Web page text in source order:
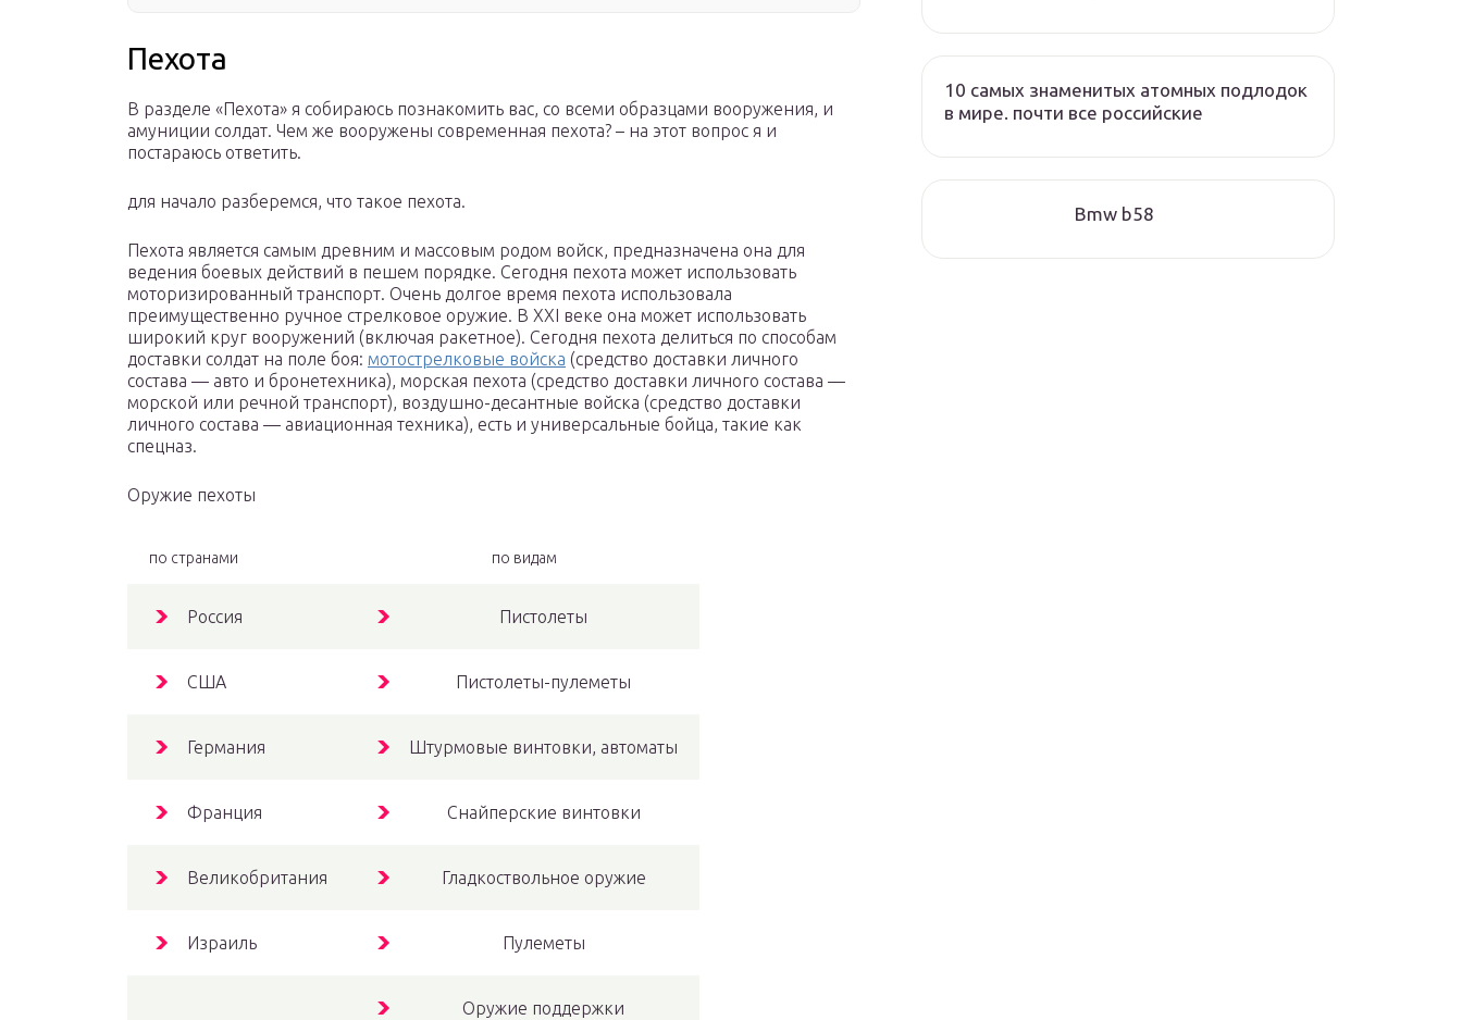
Пехота
В разделе «Пехота» я собираюсь познакомить вас, со всеми образцами вооружения, и
амуниции солдат. Чем же вооружены современная пехота? – на этот вопрос я и
постараюсь ответить.
для начало разберемся, что такое пехота.
Пехота является самым древним и массовым родом войск, предназначена она для
ведения боевых действий в пешем порядке. Сегодня пехота может использовать
моторизированный транспорт. Очень долгое время пехота использовала
преимущественно ручное стрелковое оружие. В XXI веке она может использовать
широкий круг вооружений (включая ракетное). Сегодня пехота делиться по способам
доставки солдат на поле боя: мотострелковые войска (средство доставки личного
состава — авто и бронетехника), морская пехота (средство доставки личного состава —
морской или речной транспорт), воздушно-десантные войска (средство доставки
личного состава — авиационная техника), есть и универсальные бойца, такие как
спецназ.
Оружие пехоты
по странами по видам
Россия Пистолеты
США Пистолеты-пулеметы
Германия Штурмовые винтовки, автоматы
Франция Снайперские винтовки
Великобритания Гладкоствольное оружие
Израиль Пулеметы
Оружие поддержки
10 самых знаменитых атомных подлодок
в мире. почти все российские
Bmw b58